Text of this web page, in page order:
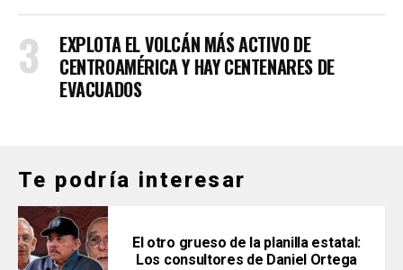
EXPLOTA EL VOLCÁN MÁS ACTIVO DE
CENTROAMÉRICA Y HAY CENTENARES DE
EVACUADOS
Te podría interesar
El otro grueso de la planilla estatal:
Los consultores de Daniel Ortega